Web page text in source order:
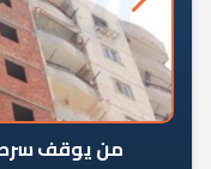
من يوقف